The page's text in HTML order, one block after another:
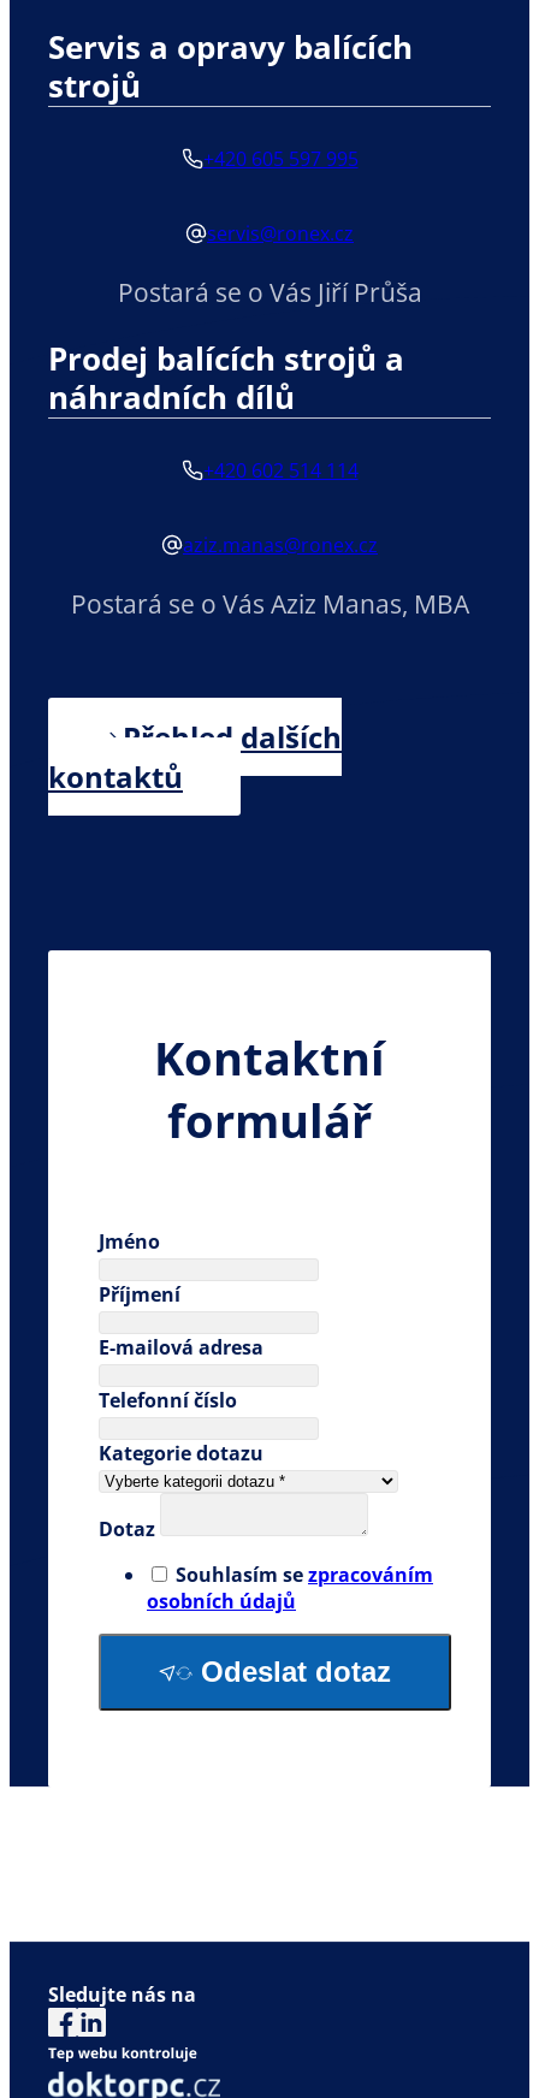
Servis a opravy balících
strojů
+420 605 597 995
servis@ronex.cz
Postará se o Vás Jiří Průša
Prodej balících strojů a
náhradních dílů
+420 602 514 114
aziz.manas@ronex.cz
Postará se o Vás Aziz Manas, MBA
Přehled dalších
kontaktů
Kontaktní
formulář
Jméno
Příjmení
E-mailová adresa
Telefonní číslo
Kategorie dotazu
Dotaz
Souhlasím sezpracováním
osobních údajů
Odeslat dotaz
Sledujte nás na